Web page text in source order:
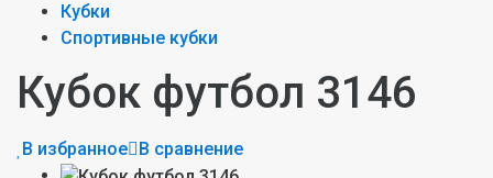
Кубки
Спортивные кубки
Кубок футбол 3146
В избранное В сравнение